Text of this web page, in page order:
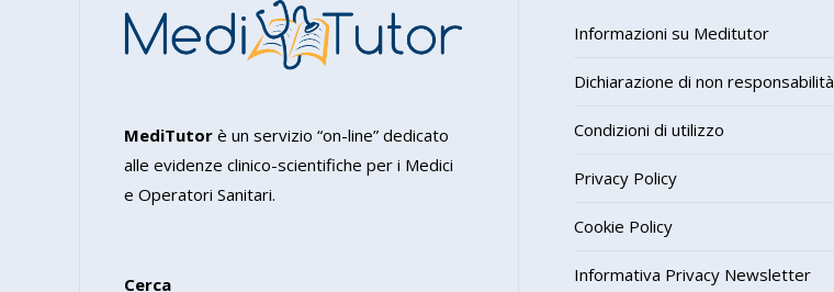
MediTutor è un servizio “on-line” dedicato
alle evidenze clinico-scientifiche per i Medici
e Operatori Sanitari.
Cerca
Informazioni su Meditutor
Dichiarazione di non responsabilità
Condizioni di utilizzo
Privacy Policy
Cookie Policy
Informativa Privacy Newsletter